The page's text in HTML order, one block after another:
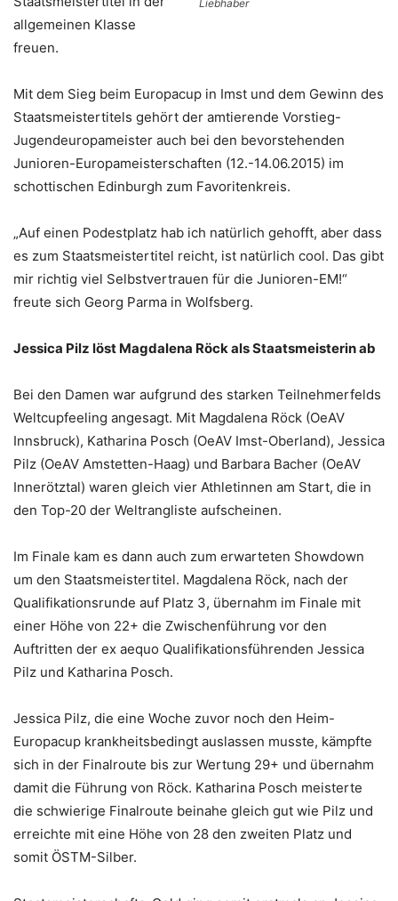
Liebhaber
allgemeinen Klasse
freuen.
Mit dem Sieg beim Europacup in Imst und dem Gewinn des
Staatsmeistertitels gehört der amtierende Vorstieg-
Jugendeuropameister auch bei den bevorstehenden
Junioren-Europameisterschaften (12.-14.06.2015) im
schottischen Edinburgh zum Favoritenkreis.
„Auf einen Podestplatz hab ich natürlich gehofft, aber dass
es zum Staatsmeistertitel reicht, ist natürlich cool. Das gibt
mir richtig viel Selbstvertrauen für die Junioren-EM!“
freute sich Georg Parma in Wolfsberg.
Jessica Pilz löst Magdalena Röck als Staatsmeisterin ab
Bei den Damen war aufgrund des starken Teilnehmerfelds
Weltcupfeeling angesagt. Mit Magdalena Röck (OeAV
Innsbruck), Katharina Posch (OeAV Imst-Oberland), Jessica
Pilz (OeAV Amstetten-Haag) und Barbara Bacher (OeAV
Innerötztal) waren gleich vier Athletinnen am Start, die in
den Top-20 der Weltrangliste aufscheinen.
Im Finale kam es dann auch zum erwarteten Showdown
um den Staatsmeistertitel. Magdalena Röck, nach der
Qualifikationsrunde auf Platz 3, übernahm im Finale mit
einer Höhe von 22+ die Zwischenführung vor den
Auftritten der ex aequo Qualifikationsführenden Jessica
Pilz und Katharina Posch.
Jessica Pilz, die eine Woche zuvor noch den Heim-
Europacup krankheitsbedingt auslassen musste, kämpfte
sich in der Finalroute bis zur Wertung 29+ und übernahm
damit die Führung von Röck. Katharina Posch meisterte
die schwierige Finalroute beinahe gleich gut wie Pilz und
erreichte mit eine Höhe von 28 den zweiten Platz und
somit ÖSTM-Silber.